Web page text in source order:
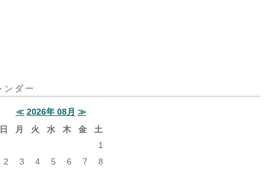
ンダー
≪ 2026年 08月 ≫
月 火 水 木 金
土
1
2
3 4 5 6 7
8